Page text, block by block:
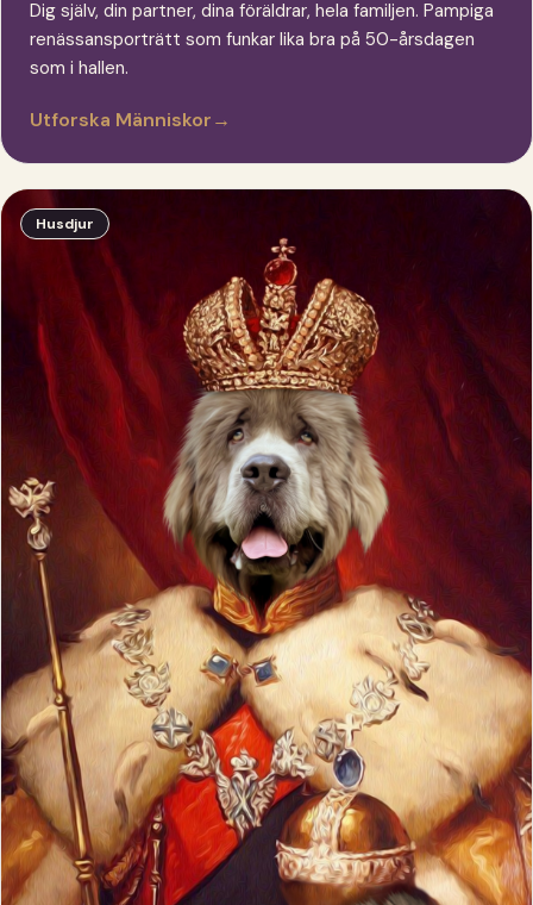
Dig själv, din partner, dina föräldrar, hela familjen. Pampiga
renässansporträtt som funkar lika bra på 50-årsdagen
som i hallen.
Utforska Människor→
Husdjur